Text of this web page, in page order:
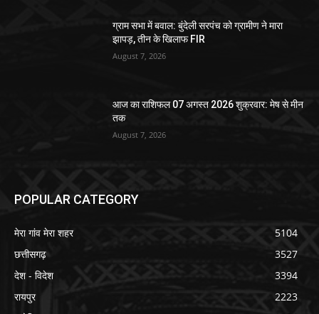
ग्राम सभा में बवाल: बुंदेली सरपंच को ग्रामीण ने मारा
झापड़, तीन के खिलाफ FIR
August 7, 2026
आज का राशिफल 07 अगस्त 2026 शुक्रवार: मेष से मीन
तक
August 7, 2026
POPULAR CATEGORY
मेरा गांव मेरा शहर
5104
छत्तीसगढ़
3527
देश - विदेश
3394
रायपुर
2223